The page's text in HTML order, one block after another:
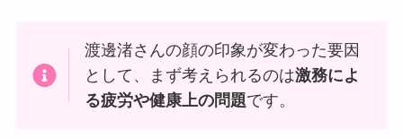
渡邊渚さんの顔の印象が変わった要因
として、まず考えられるのは激務によ
る疲労や健康上の問題です。